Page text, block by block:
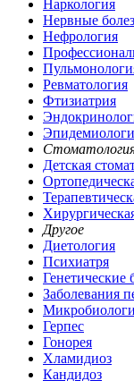
Наркология
Нервные
Нефрология
Ревматология
Фтизиатрия
Детская
Другое
Диетология
Психиатря
Генетические
Заболевания
Герпес
Гонорея
Хламидиоз
Кандидоз